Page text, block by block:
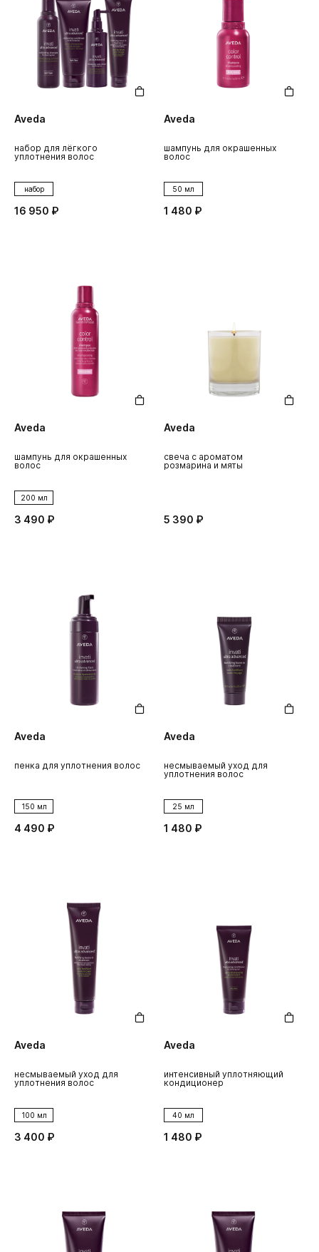
Aveda
набор для лёгкого
уплотнения волос
набор
16 950 ₽
Aveda
шампунь для окрашенных
волос
50 мл
1 480 ₽
Aveda
шампунь для окрашенных
волос
200 мл
3 490 ₽
Aveda
свеча с ароматом
розмарина и мяты
5 390 ₽
Aveda
пенка для уплотнения волос
150 мл
4 490 ₽
Aveda
несмываемый уход для
уплотнения волос
25 мл
1 480 ₽
Aveda
несмываемый уход для
уплотнения волос
100 мл
3 400 ₽
Aveda
интенсивный уплотняющий
кондиционер
40 мл
1 480 ₽